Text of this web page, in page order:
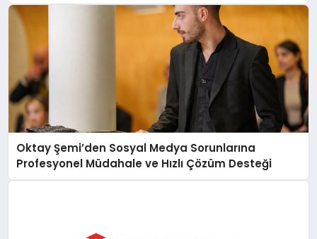
Oktay Şemi’den Sosyal Medya Sorunlarına
Profesyonel Müdahale ve Hızlı Çözüm Desteği